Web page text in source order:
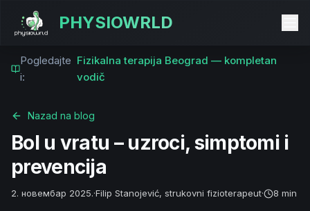
PHYSIOWRLD
Pogledajte
i:
Fizikalna terapija Beograd — kompletan
vodič
Nazad na blog
Bol u vratu – uzroci, simptomi i
prevencija
2. новембар 2025.·Filip Stanojević, strukovni fizioterapeut· 8 min